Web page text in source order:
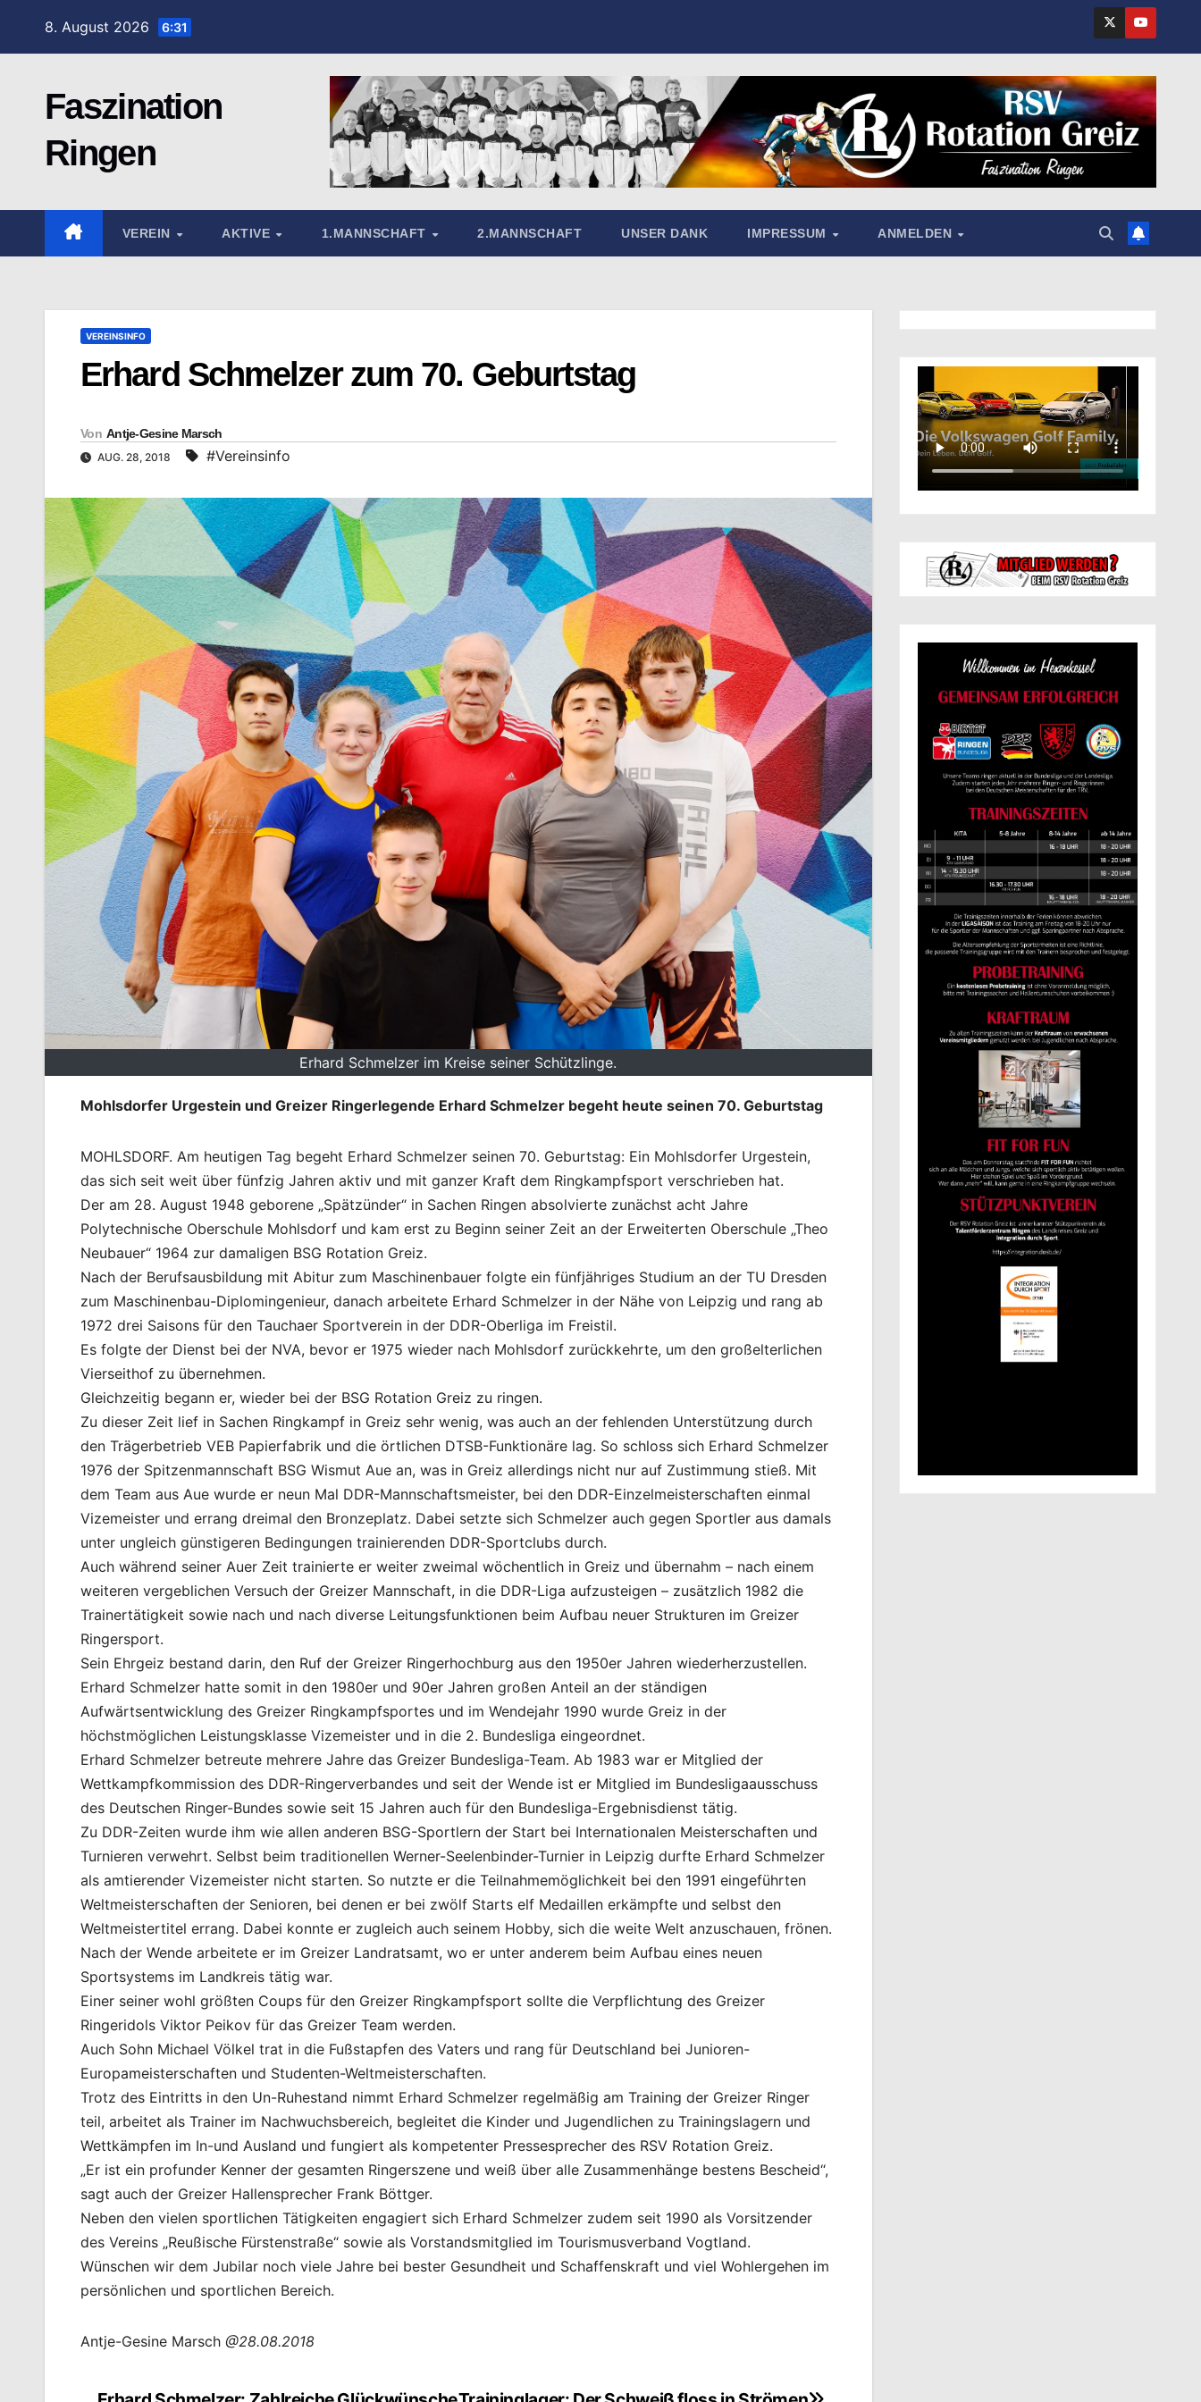
8. August 2026 6:31
Faszination
Ringen
VEREIN AKTIVE 1.MANNSCHAFT 2.MANNSCHAFT UNSER DANK IMPRESSUM ANMELDEN
VEREINSINFO
Erhard Schmelzer zum 70. Geburtstag
Von Antje-Gesine Marsch
AUG. 28, 2018 #Vereinsinfo
Erhard Schmelzer im Kreise seiner Schützlinge.
Mohlsdorfer Urgestein und Greizer Ringerlegende Erhard Schmelzer begeht heute seinen 70. Geburtstag
MOHLSDORF. Am heutigen Tag begeht Erhard Schmelzer seinen 70. Geburtstag: Ein Mohlsdorfer Urgestein,
das sich seit weit über fünfzig Jahren aktiv und mit ganzer Kraft dem Ringkampfsport verschrieben hat.
Der am 28. August 1948 geborene „Spätzünder“ in Sachen Ringen absolvierte zunächst acht Jahre
Polytechnische Oberschule Mohlsdorf und kam erst zu Beginn seiner Zeit an der Erweiterten Oberschule „Theo
Neubauer“ 1964 zur damaligen BSG Rotation Greiz.
Nach der Berufsausbildung mit Abitur zum Maschinenbauer folgte ein fünfjähriges Studium an der TU Dresden
zum Maschinenbau-Diplomingenieur, danach arbeitete Erhard Schmelzer in der Nähe von Leipzig und rang ab
1972 drei Saisons für den Tauchaer Sportverein in der DDR-Oberliga im Freistil.
Es folgte der Dienst bei der NVA, bevor er 1975 wieder nach Mohlsdorf zurückkehrte, um den großelterlichen
Vierseithof zu übernehmen.
Gleichzeitig begann er, wieder bei der BSG Rotation Greiz zu ringen.
Zu dieser Zeit lief in Sachen Ringkampf in Greiz sehr wenig, was auch an der fehlenden Unterstützung durch
den Trägerbetrieb VEB Papierfabrik und die örtlichen DTSB-Funktionäre lag. So schloss sich Erhard Schmelzer
1976 der Spitzenmannschaft BSG Wismut Aue an, was in Greiz allerdings nicht nur auf Zustimmung stieß. Mit
dem Team aus Aue wurde er neun Mal DDR-Mannschaftsmeister, bei den DDR-Einzelmeisterschaften einmal
Vizemeister und errang dreimal den Bronzeplatz. Dabei setzte sich Schmelzer auch gegen Sportler aus damals
unter ungleich günstigeren Bedingungen trainierenden DDR-Sportclubs durch.
Auch während seiner Auer Zeit trainierte er weiter zweimal wöchentlich in Greiz und übernahm – nach einem
weiteren vergeblichen Versuch der Greizer Mannschaft, in die DDR-Liga aufzusteigen – zusätzlich 1982 die
Trainertätigkeit sowie nach und nach diverse Leitungsfunktionen beim Aufbau neuer Strukturen im Greizer
Ringersport.
Sein Ehrgeiz bestand darin, den Ruf der Greizer Ringerhochburg aus den 1950er Jahren wiederherzustellen.
Erhard Schmelzer hatte somit in den 1980er und 90er Jahren großen Anteil an der ständigen
Aufwärtsentwicklung des Greizer Ringkampfsportes und im Wendejahr 1990 wurde Greiz in der
höchstmöglichen Leistungsklasse Vizemeister und in die 2. Bundesliga eingeordnet.
Erhard Schmelzer betreute mehrere Jahre das Greizer Bundesliga-Team. Ab 1983 war er Mitglied der
Wettkampfkommission des DDR-Ringerverbandes und seit der Wende ist er Mitglied im Bundesligaausschuss
des Deutschen Ringer-Bundes sowie seit 15 Jahren auch für den Bundesliga-Ergebnisdienst tätig.
Zu DDR-Zeiten wurde ihm wie allen anderen BSG-Sportlern der Start bei Internationalen Meisterschaften und
Turnieren verwehrt. Selbst beim traditionellen Werner-Seelenbinder-Turnier in Leipzig durfte Erhard Schmelzer
als amtierender Vizemeister nicht starten. So nutzte er die Teilnahmemöglichkeit bei den 1991 eingeführten
Weltmeisterschaften der Senioren, bei denen er bei zwölf Starts elf Medaillen erkämpfte und selbst den
Weltmeistertitel errang. Dabei konnte er zugleich auch seinem Hobby, sich die weite Welt anzuschauen, frönen.
Nach der Wende arbeitete er im Greizer Landratsamt, wo er unter anderem beim Aufbau eines neuen
Sportsystems im Landkreis tätig war.
Einer seiner wohl größten Coups für den Greizer Ringkampfsport sollte die Verpflichtung des Greizer
Ringeridols Viktor Peikov für das Greizer Team werden.
Auch Sohn Michael Völkel trat in die Fußstapfen des Vaters und rang für Deutschland bei Junioren-
Europameisterschaften und Studenten-Weltmeisterschaften.
Trotz des Eintritts in den Un-Ruhestand nimmt Erhard Schmelzer regelmäßig am Training der Greizer Ringer
teil, arbeitet als Trainer im Nachwuchsbereich, begleitet die Kinder und Jugendlichen zu Trainingslagern und
Wettkämpfen im In-und Ausland und fungiert als kompetenter Pressesprecher des RSV Rotation Greiz.
„Er ist ein profunder Kenner der gesamten Ringerszene und weiß über alle Zusammenhänge bestens Bescheid“,
sagt auch der Greizer Hallensprecher Frank Böttger.
Neben den vielen sportlichen Tätigkeiten engagiert sich Erhard Schmelzer zudem seit 1990 als Vorsitzender
des Vereins „Reußische Fürstenstraße“ sowie als Vorstandsmitglied im Tourismusverband Vogtland.
Wünschen wir dem Jubilar noch viele Jahre bei bester Gesundheit und Schaffenskraft und viel Wohlergehen im
persönlichen und sportlichen Bereich.
Antje-Gesine Marsch @28.08.2018